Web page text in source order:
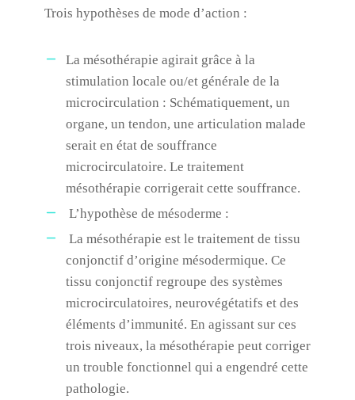
Trois hypothèses de mode d’action :
La mésothérapie agirait grâce à la
stimulation locale ou/et générale de la
microcirculation : Schématiquement, un
organe, un tendon, une articulation malade
serait en état de souffrance
microcirculatoire. Le traitement
mésothérapie corrigerait cette souffrance.
L’hypothèse de mésoderme :
La mésothérapie est le traitement de tissu
conjonctif d’origine mésodermique. Ce
tissu conjonctif regroupe des systèmes
microcirculatoires, neurovégétatifs et des
éléments d’immunité. En agissant sur ces
trois niveaux, la mésothérapie peut corriger
un trouble fonctionnel qui a engendré cette
pathologie.